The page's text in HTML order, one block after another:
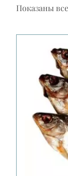
Показаны